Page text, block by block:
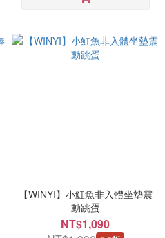
【WINYI】小魟魚非入體坐墊震
動跳蛋
NT$1,090